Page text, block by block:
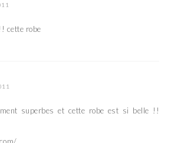
cette robe
superbes et cette robe est si belle !!